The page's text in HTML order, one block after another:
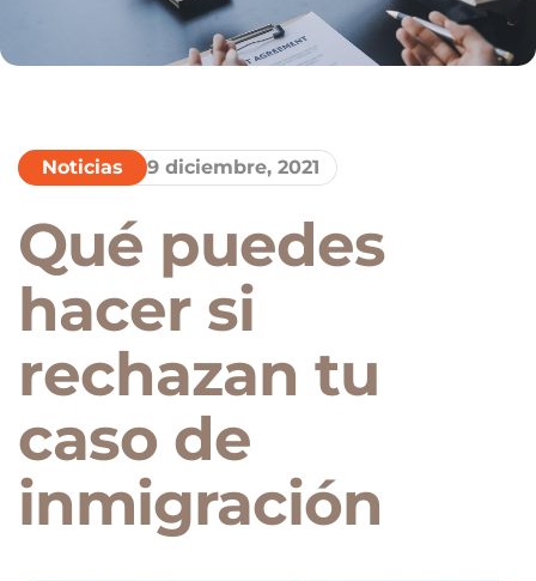
Noticias 9 diciembre, 2021
Qué puedes
hacer si
rechazan tu
caso de
inmigración